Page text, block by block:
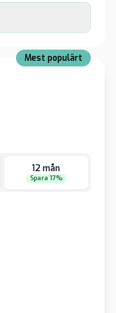
Mest populärt
12 mån
Spara 17%